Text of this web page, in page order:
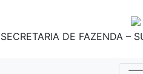
SECRETARIA DE FAZENDA –